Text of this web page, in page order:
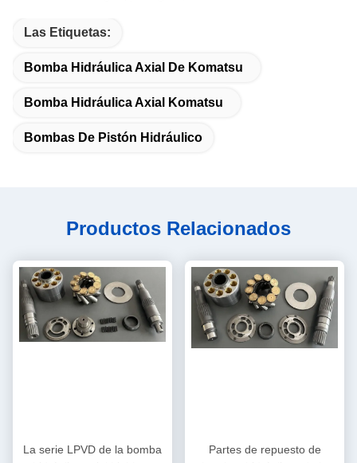
Las Etiquetas:
Bomba Hidráulica Axial De Komatsu
Bomba Hidráulica Axial Komatsu
Bombas De Pistón Hidráulico
Productos Relacionados
La serie LPVD de la bomba
Partes de repuesto de